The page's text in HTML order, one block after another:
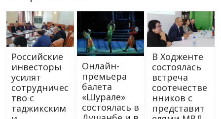
Российские
инвесторы
усилят
сотрудничес
тво с
таджикским
Онлайн-
премьера
балета
«Шурале»
состоялась в
В Ходженте
состоялась
встреча
соотечестве
нников с
представит